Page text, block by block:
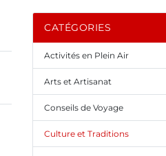
CATÉGORIES
Activités en Plein Air
Arts et Artisanat
Conseils de Voyage
Culture et Traditions